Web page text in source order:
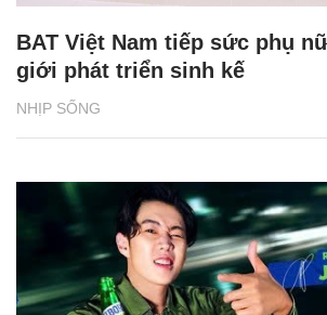
NHỊP SỐNG
BAT Việt Nam tiếp sức phụ
giới phát triển sinh kế